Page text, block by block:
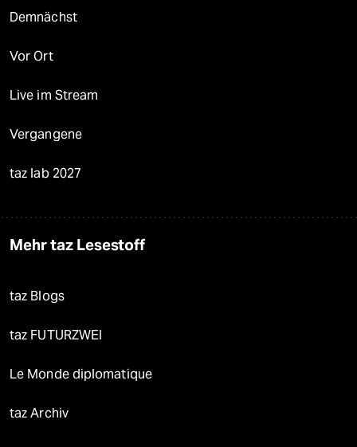
Demnächst
Vor Ort
Live im Stream
Vergangene
taz lab 2027
Mehr taz Lesestoff
taz Blogs
taz FUTURZWEI
Le Monde diplomatique
taz Archiv